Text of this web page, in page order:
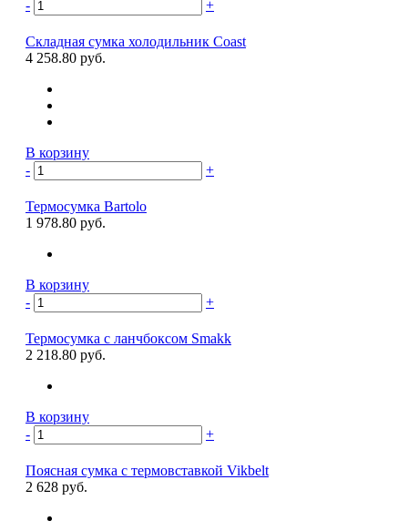
-
+
Складная сумка холодильник Coast
4 258.80 руб.
В корзину
-
+
Термосумка Bartolo
1 978.80 руб.
В корзину
-
+
Термосумка с ланчбоксом Smakk
2 218.80 руб.
В корзину
-
+
Поясная сумка с термовставкой Vikbelt
2 628 руб.